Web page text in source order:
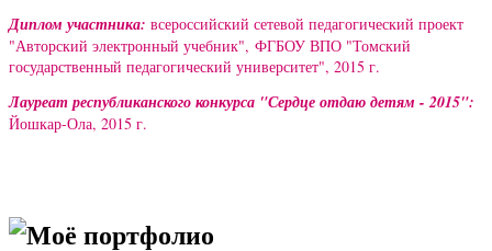
Диплом участника: всероссийский сетевой педагогический проект
"Авторский электронный учебник", ФГБОУ ВПО "Томский
государственный педагогический университет", 2015 г.
Лауреат республиканского конкурса "Сердце отдаю детям - 2015":
Йошкар-Ола, 2015 г.
Моё портфолио